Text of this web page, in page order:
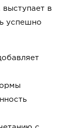
выступает в
успешно